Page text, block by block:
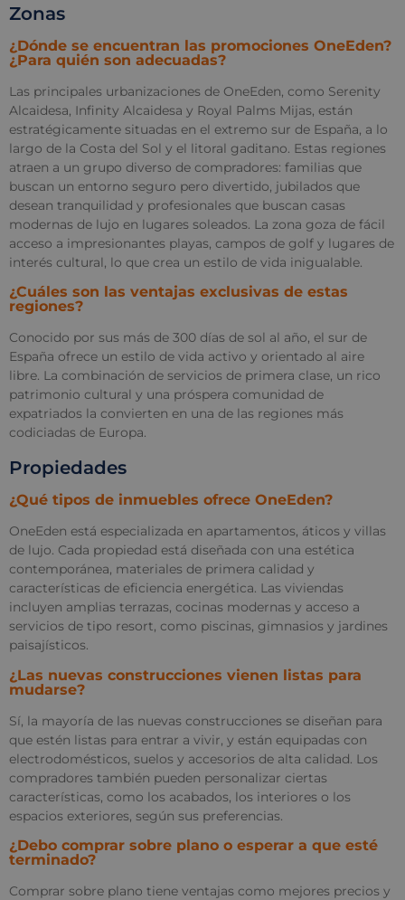
Zonas
¿Dónde se encuentran las promociones OneEden?
¿Para quién son adecuadas?
Las principales urbanizaciones de OneEden, como Serenity
Alcaidesa, Infinity Alcaidesa y Royal Palms Mijas, están
estratégicamente situadas en el extremo sur de España, a lo
largo de la Costa del Sol y el litoral gaditano. Estas regiones
atraen a un grupo diverso de compradores: familias que
buscan un entorno seguro pero divertido, jubilados que
desean tranquilidad y profesionales que buscan casas
modernas de lujo en lugares soleados. La zona goza de fácil
acceso a impresionantes playas, campos de golf y lugares de
interés cultural, lo que crea un estilo de vida inigualable.
¿Cuáles son las ventajas exclusivas de estas
regiones?
Conocido por sus más de 300 días de sol al año, el sur de
España ofrece un estilo de vida activo y orientado al aire
libre. La combinación de servicios de primera clase, un rico
patrimonio cultural y una próspera comunidad de
expatriados la convierten en una de las regiones más
codiciadas de Europa.
Propiedades
¿Qué tipos de inmuebles ofrece OneEden?
OneEden está especializada en apartamentos, áticos y villas
de lujo. Cada propiedad está diseñada con una estética
contemporánea, materiales de primera calidad y
características de eficiencia energética. Las viviendas
incluyen amplias terrazas, cocinas modernas y acceso a
servicios de tipo resort, como piscinas, gimnasios y jardines
paisajísticos.
¿Las nuevas construcciones vienen listas para
mudarse?
Sí, la mayoría de las nuevas construcciones se diseñan para
que estén listas para entrar a vivir, y están equipadas con
electrodomésticos, suelos y accesorios de alta calidad. Los
compradores también pueden personalizar ciertas
características, como los acabados, los interiores o los
espacios exteriores, según sus preferencias.
¿Debo comprar sobre plano o esperar a que esté
terminado?
Comprar sobre plano tiene ventajas como mejores precios y